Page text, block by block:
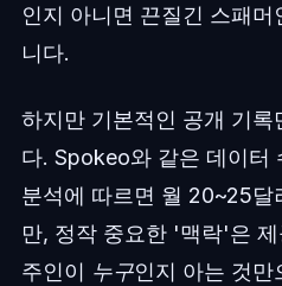
인지 아니면 끈질긴 스패
니다.
하지만 기본적인 공개 기록
다. Spokeo와 같은 데이터
분석에 따르면 월 20~25달
만, 정작 중요한 '맥락'은
주인이 누구인지 아는 것만